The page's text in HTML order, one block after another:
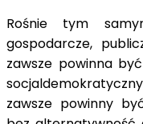
Rośnie tym
gospodarcze,
zawsze powinna
zawsze powinny